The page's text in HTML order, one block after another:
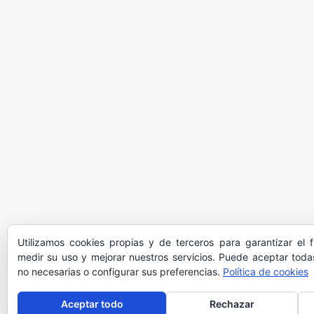
Utilizamos cookies propias y de terceros para garantizar el
medir su uso y mejorar nuestros servicios. Puede aceptar
no necesarias o configurar sus preferencias. Política de cookies
Aceptar todo Rechazar